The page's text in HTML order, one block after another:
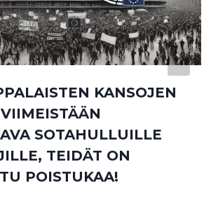
KANSOJEN
SOTAHULLUILLE
TEIDÄT ON
POISTUKAA!